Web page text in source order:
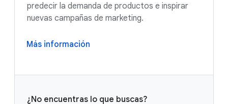
predecir la demanda de productos e inspirar
nuevas campañas de marketing.
Más información
¿No encuentras lo que buscas?